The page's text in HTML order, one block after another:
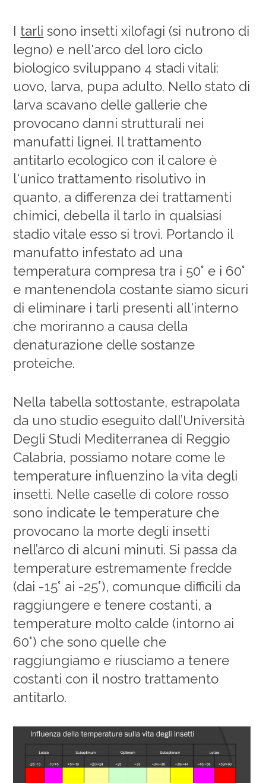
I tarli sono insetti xilofagi (si nutrono di
legno) e nell'arco del loro ciclo
biologico sviluppano 4 stadi vitali:
uovo, larva, pupa adulto. Nello stato di
larva scavano delle gallerie che
provocano danni strutturali nei
manufatti lignei. Il trattamento
antitarlo ecologico con il calore è
l'unico trattamento risolutivo in
quanto, a differenza dei trattamenti
chimici, debella il tarlo in qualsiasi
stadio vitale esso si trovi. Portando il
manufatto infestato ad una
temperatura compresa tra i 50° e i 60°
e mantenendola costante siamo sicuri
di eliminare i tarli presenti all'interno
che moriranno a causa della
denaturazione delle sostanze
proteiche.
Nella tabella sottostante, estrapolata
da uno studio eseguito dall’Università
Degli Studi Mediterranea di Reggio
Calabria, possiamo notare come le
temperature influenzino la vita degli
insetti. Nelle caselle di colore rosso
sono indicate le temperature che
provocano la morte degli insetti
nell’arco di alcuni minuti. Si passa da
temperature estremamente fredde
(dai -15° ai -25°), comunque difficili da
raggiungere e tenere costanti, a
temperature molto calde (intorno ai
60°) che sono quelle che
raggiungiamo e riusciamo a tenere
costanti con il nostro trattamento
antitarlo.